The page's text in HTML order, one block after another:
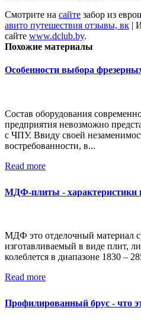
Смотрите на сайте забор из
авито путешествия отзывы, вк |
сайте www.dclub.by.
Похожие материалы
Особенности выбора
Состав оборудования
предприятия невозможно
с ЧПУ. Ввиду своей
востребованности, в...
Read more
МДФ-плиты - характеристики
МДФ это отделочный материал
изготавливаемый в виде плит,
колеблется в диапазоне 1830 –
Read more
Профилированный брус - что